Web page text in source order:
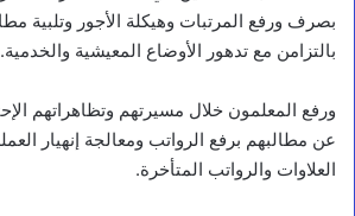
بصرف ورفع المرتبات وهيكلة الأجور وتلبية
بالتزامن مع تدهور الأوضاع المعيشية والخدمية.
ورفع المعلمون خلال مسيرتهم وتظاهراتهم
عن مطالبهم برفع الرواتب ومعالجة إنهيار
العلاوات والرواتب المتأخرة.